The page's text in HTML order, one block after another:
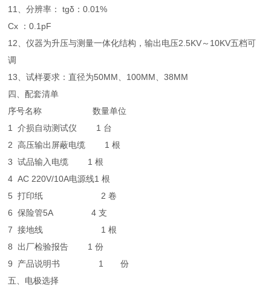
11、分辨率： tgδ：0.01%
Cx ：0.1pF
12、仪器为升压与测量一体化结构，输出电压2.5KV～10KV五档可
调
13、试样要求：直径为50MM、100MM、38MM
四、配套清单
序号名称 数量单位
1 介损自动测试仪 1 台
2 高压输出屏蔽电缆 1 根
3 试品输入电缆 1 根
4 AC 220V/10A电源线1 根
5 打印纸 2 卷
6 保险管5A4 支
7 接地线 1 根
8
出厂检验报告 1 份
9
产品说明书 1 份
五、电极选择